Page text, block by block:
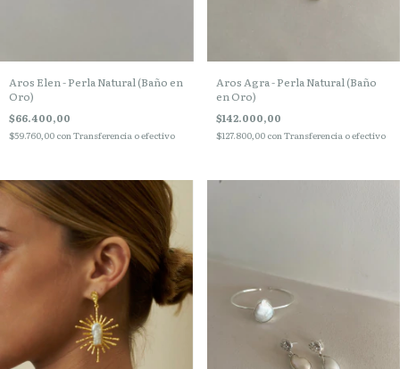
Aros Elen - Perla Natural (Baño en
Oro)
$66.400,00
$59.760,00 conTransferencia o efectivo
Aros Agra - Perla Natural (Baño
en Oro)
$142.000,00
$127.800,00 conTransferencia o efectivo